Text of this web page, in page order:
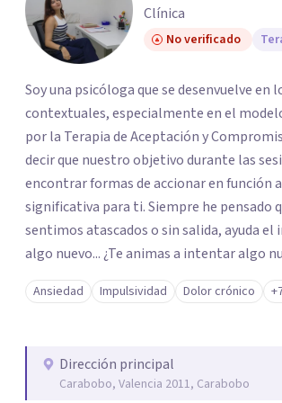
Clínica
No verificado
Soy una psicóloga que se desenvuelve en
contextuales, especialmente en el
por la Terapia de Aceptación y
decir que nuestro objetivo durante las
encontrar formas de accionar en función
significativa para ti. Siempre he pensado
sentimos atascados o sin salida, ayuda
algo nuevo... ¿Te animas a intentar algo
Ansiedad Impulsividad Dolor crónico
Dirección principal
Carabobo, Valencia 2011, Carabobo